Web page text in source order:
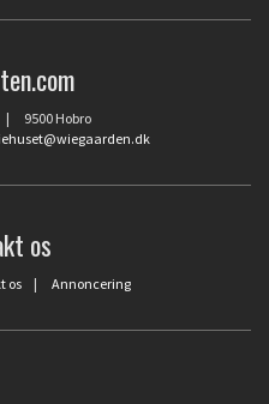
| 9500 Hobro
os
os | Annoncering